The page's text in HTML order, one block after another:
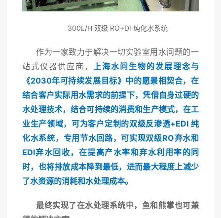
300L/H 双级 RO+DI 纯化水系统
作为一家致力于解决一切实验室用水问题的一
站式仪器供应商， 上海水问生物的发展理念与
《2030年可持续发展目标》中的愿景相契合，在
结合客户实际用水需求的前提下，凭借自身过硬的
水处理技术，结合可持续的消费和生产模式，在工
业生产领域，可为客户定制的双级反渗透+EDI 纯
化水系统，专用节水回路，可实现双级RO弃水和
EDI弃水回收，在提高产水率和弃水利用率的同
时，也将排放成本降到最低，进而最大程度上减少
了水资源的消耗和水处理成本。
最终实现了在水处理系统中，鱼和熊掌也可兼